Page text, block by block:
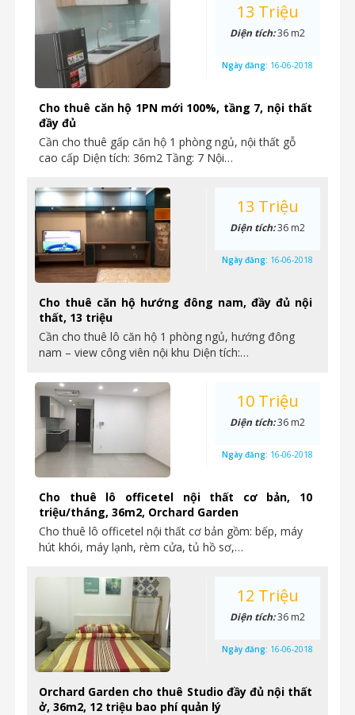
Cho thuê căn hộ 1PN mới 100%, tầng 7, nội thất
đầy đủ
Cần cho thuê gấp căn hộ 1 phòng ngủ, nội thất gỗ
cao cấp Diện tích: 36m2 Tầng: 7 Nội…
13 Triệu
Diện tích:36 m2
Ngày đăng: 16-06-2018
Cho thuê căn hộ hướng đông nam, đầy đủ nội
thất, 13 triệu
Cần cho thuê lô căn hộ 1 phòng ngủ, hướng đông
nam – view công viên nội khu Diện tích:…
13 Triệu
Diện tích:36 m2
Ngày đăng: 16-06-2018
Cho thuê lô officetel nội thất cơ bản, 10
triệu/tháng, 36m2, Orchard Garden
Cho thuê lô officetel nội thất cơ bản gồm: bếp, máy
hút khói, máy lạnh, rèm cửa, tủ hồ sơ,…
10 Triệu
Diện tích:36 m2
Ngày đăng: 16-06-2018
Orchard Garden cho thuê Studio đầy đủ nội thất
ở, 36m2, 12 triệu bao phí quản lý
12 Triệu
Diện tích:36 m2
Ngày đăng: 16-06-2018